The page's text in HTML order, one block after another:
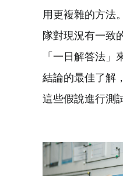
用更複雜的方法
隊對現況有一致
「一日解答法」
結論的最佳了解
這些假說進行測試